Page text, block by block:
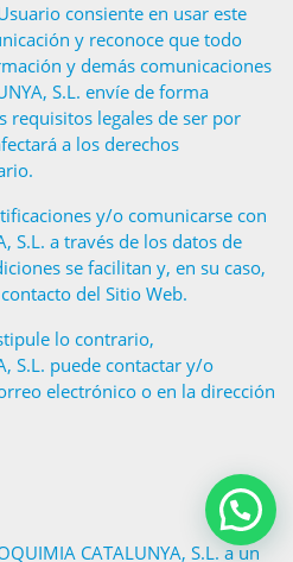
consiente en usar este
y reconoce que todo
y demás comunicaciones
S.L. envíe de forma
requisitos legales de ser por
a los derechos
y/o comunicarse con
S.L. a través de los datos de
se facilitan y, en su caso,
del Sitio Web.
lo contrario,
S.L. puede contactar y/o
electrónico o en la dirección
CATALUNYA, S.L. a un